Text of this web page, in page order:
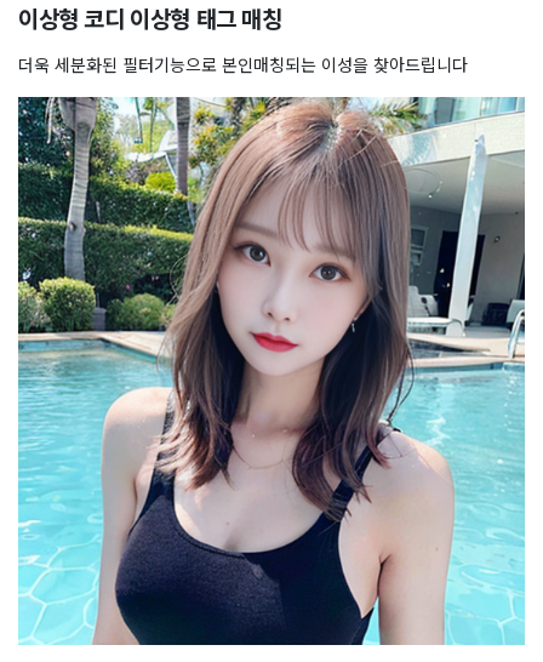
이상형 코디 이상형 태그 매칭
더욱 세분화된 필터기능으로 본인매칭되는 이성을 찾아드립니다